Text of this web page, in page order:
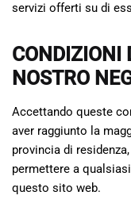
servizi offerti su di
CONDIZIONI
NOSTRO
Accettando queste
aver raggiunto la
provincia di
permettere a
questo sito web.